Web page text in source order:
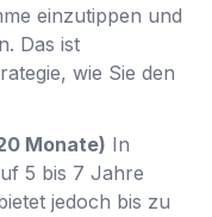
einzutippen und
Das ist
wie Sie den
Monate) In
5 bis 7 Jahre
jedoch bis zu